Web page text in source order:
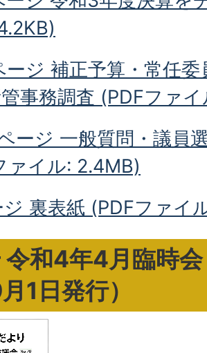
ジ 補正予算・常任委
事務調査 (PDFファ
ージ 一般質問・議員
ァイル: 2.4MB)
裏表紙 (PDFファイ
和4年4月臨時
1日発行）